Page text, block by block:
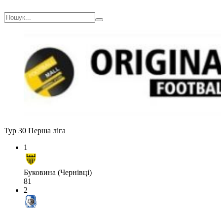
Тур 30 Перша ліга
1
Буковина (Чернівці)
81
2